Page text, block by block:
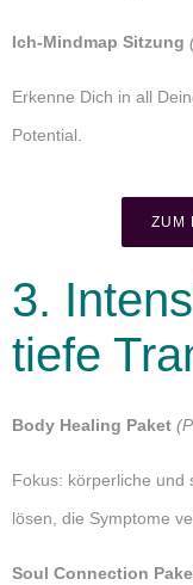
Ich-Mindmap Sitzung
Erkenne Dich in all
Potential.
ZUM
3.
tiefe
Body Healing Paket
Fokus: körperliche und
lösen, die Symptome
Soul Connection